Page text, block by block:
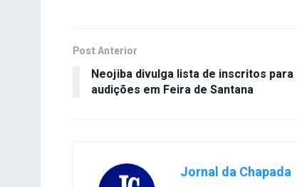
Post Anterior
Neojiba divulga lista de inscritos para
audições em Feira de Santana
Jornal da Chapada